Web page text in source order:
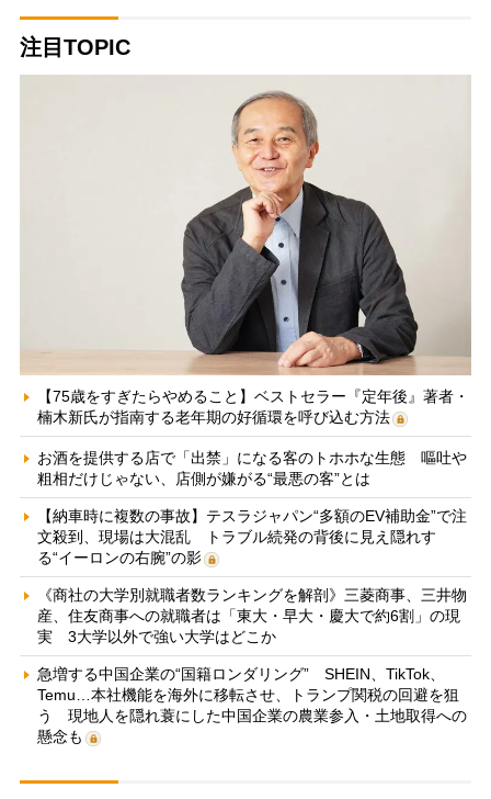
注目TOPIC
【75歳をすぎたらやめること】ベストセラー『定年後』著者・
楠木新氏が指南する老年期の好循環を呼び込む方法
お酒を提供する店で「出禁」になる客のトホホな生態 嘔吐や
粗相だけじゃない、店側が嫌がる“最悪の客”とは
【納車時に複数の事故】テスラジャパン“多額のEV補助金”で注
文殺到、現場は大混乱 トラブル続発の背後に見え隠れす
る“イーロンの右腕”の影
《商社の大学別就職者数ランキングを解剖》三菱商事、三井物
産、住友商事への就職者は「東大・早大・慶大で約6割」の現
実 3大学以外で強い大学はどこか
急増する中国企業の“国籍ロンダリング” SHEIN、TikTok、
Temu…本社機能を海外に移転させ、トランプ関税の回避を狙
う 現地人を隠れ蓑にした中国企業の農業参入・土地取得への
懸念も